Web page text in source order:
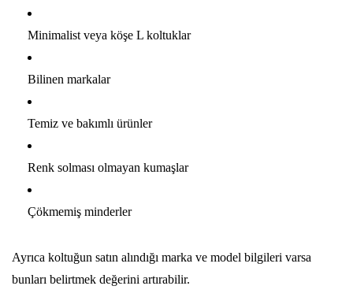
Minimalist veya köşe L koltuklar
Bilinen markalar
Temiz ve bakımlı ürünler
Renk solması olmayan kumaşlar
Çökmemiş minderler
Ayrıca koltuğun satın alındığı marka ve model bilgileri varsa
bunları belirtmek değerini artırabilir.